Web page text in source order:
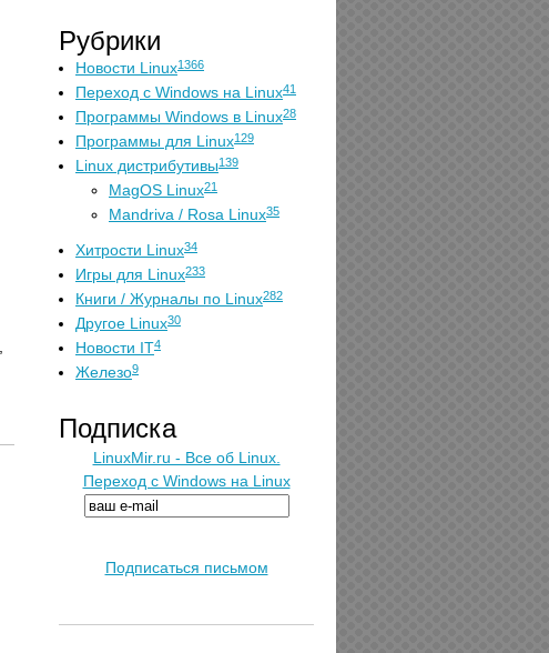
Рубрики
Новости Linux1366
Переход с Windows на Linux41
Программы Windows в Linux28
Программы для Linux129
Linux дистрибутивы139
MagOS Linux21
Mandriva / Rosa Linux35
Хитрости Linux34
Игры для Linux233
Книги / Журналы по Linux282
Другое Linux30
Новости IT4
Железо9
Подписка
LinuxMir.ru - Все об Linux.
Переход с Windows на Linux
Подписаться письмом